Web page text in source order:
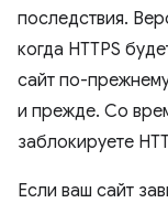
последствия.
когда HTTPS
сайт по-
и прежде. Со
заблокируете
Если ваш сайт